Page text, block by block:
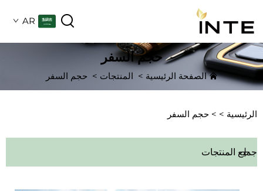
AR
حجم السفر
الصفحة الرئيسية > المنتجات > حجم السفر
الرئيسية > > حجم السفر
جميع المنتجات